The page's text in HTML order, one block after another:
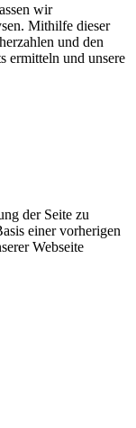
wir
Mithilfe dieser
und den
ermitteln und unsere
der Seite zu
einer vorherigen
Webseite